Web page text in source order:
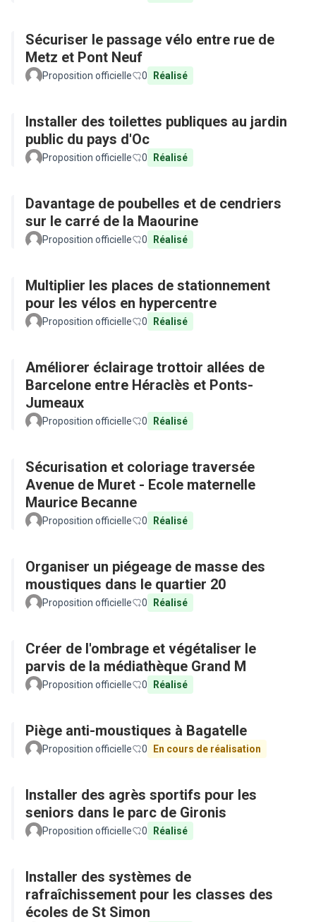
Sécuriser le passage vélo entre rue de
Metz et Pont Neuf
Proposition officielle 0 Réalisé
Installer des toilettes publiques au jardin
public du pays d'Oc
Proposition officielle 0 Réalisé
Davantage de poubelles et de cendriers
sur le carré de la Maourine
Proposition officielle 0 Réalisé
Multiplier les places de stationnement
pour les vélos en hypercentre
Proposition officielle 0 Réalisé
Améliorer éclairage trottoir allées de
Barcelone entre Héraclès et Ponts-
Jumeaux
Proposition officielle 0 Réalisé
Sécurisation et coloriage traversée
Avenue de Muret - Ecole maternelle
Maurice Becanne
Proposition officielle 0 Réalisé
Organiser un piégeage de masse des
moustiques dans le quartier 20
Proposition officielle 0 Réalisé
Créer de l'ombrage et végétaliser le
parvis de la médiathèque Grand M
Proposition officielle 0 Réalisé
Piège anti-moustiques à Bagatelle
Proposition officielle 0 En cours de réalisation
Installer des agrès sportifs pour les
seniors dans le parc de Gironis
Proposition officielle 0 Réalisé
Installer des systèmes de
rafraîchissement pour les classes des
écoles de St Simon